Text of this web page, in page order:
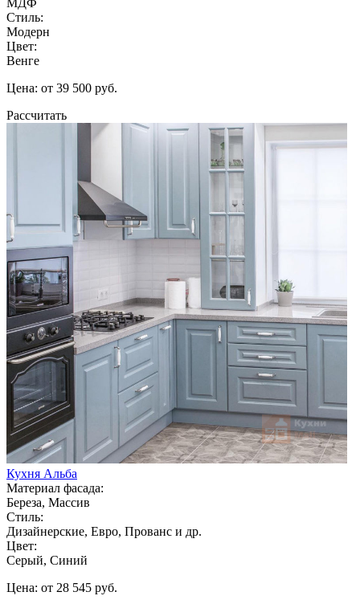
Стиль:
Модерн
Цвет:
Венге
Цена: от 39 500 руб.
Рассчитать
Кухня Альба
Материал фасада:
Береза, Массив
Стиль:
Дизайнерские, Евро, Прованс и др.
Цвет:
Серый, Синий
Цена: от 28 545 руб.